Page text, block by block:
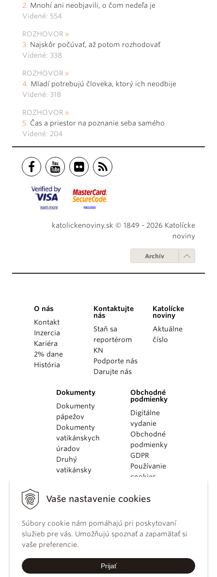
Vaše nastavenie cookies
Súbory cookie nám pomáhajú pri poskytovaní
služieb pre vás. Umožňujú spoznať a zapamätať si
vaše preferencie.
Prijať
Mnohí ani neobjavili, o čom nedeľa je
Videné: 554
ROZHOVOR
Najskôr počúvať, až potom rozhodovať
Videné: 338
ROZHOVOR
Mladí potrebujú človeka, ktorý ich neodbije
Videné: 318
ROZHOVOR
Čas a priestor na poznanie seba samého
Videné: 204
katolickenoviny.sk © 1849 - 2026 Katolícke
noviny
Archív
O nás
Kontakt
Inzercia
Kariéra
2% dane
História
Kontaktujte
nás
Staň sa
reportérom
KN
Podporte nás
Darujte nás
Katolícke
noviny
Aktuálne
číslo
Dokumenty
Dokumenty
pápežov
Dokumenty
vatikánskych
úradov
Druhý
vatikánsky
KBS
kánonického
práva
Katechizmus
Obchodné
podmienky
Digitálne
vydanie
Obchodné
podmienky
GDPR
Používanie
cookies